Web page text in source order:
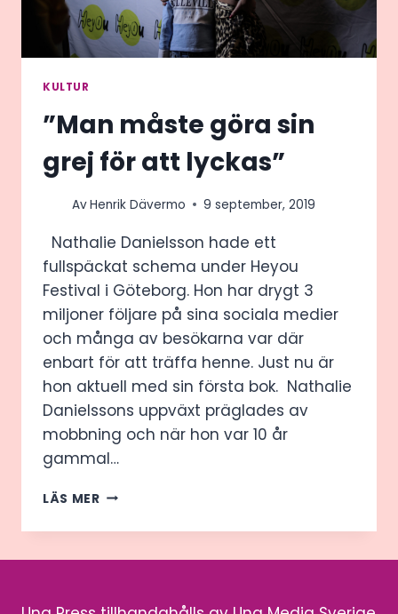
KULTUR
”Man måste göra sin
grej för att lyckas”
AvHenrik Dävermo 9 september, 2019
Nathalie Danielsson hade ett
fullspäckat schema under Heyou
Festival i Göteborg. Hon har drygt 3
miljoner följare på sina sociala medier
och många av besökarna var där
enbart för att träffa henne. Just nu är
hon aktuell med sin första bok. Nathalie
Danielssons uppväxt präglades av
mobbning och när hon var 10 år
gammal…
LÄS MER”MAN
GÖRA
ATT